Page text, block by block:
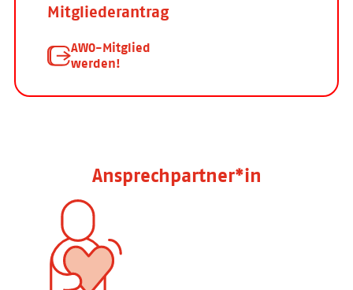
Mitgliederantrag
AWO-Mitglied
werden!
Ansprechpartner*in